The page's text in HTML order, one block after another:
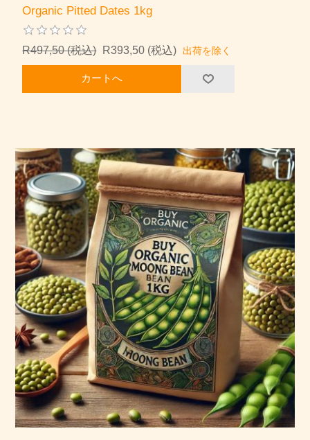
Organic Pitted Dates 1kg
R497,50 (税込) R393,50 (税込) 出荷を除く
カートへ